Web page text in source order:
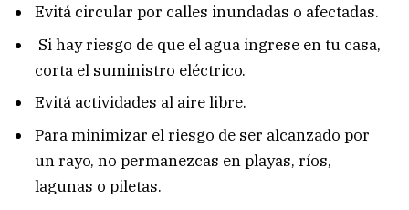
Evitá circular por calles inundadas o afectadas.
Si hay riesgo de que el agua ingrese en tu casa,
corta el suministro eléctrico.
Evitá actividades al aire libre.
Para minimizar el riesgo de ser alcanzado por
un rayo, no permanezcas en playas, ríos,
lagunas o piletas.